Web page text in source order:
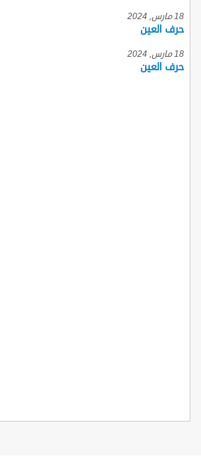
18 مارس, 2024
حرف العين
18 مارس, 2024
حرف العين